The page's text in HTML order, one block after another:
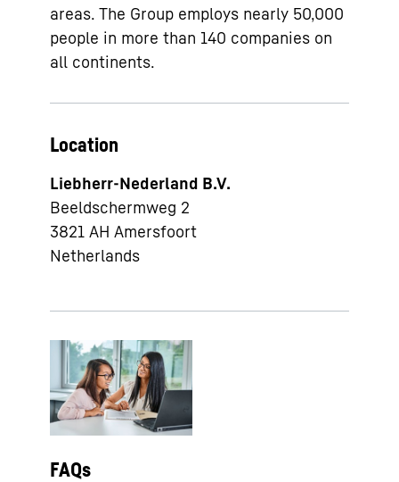
areas. The Group employs nearly 50,000
people in more than 140 companies on
all continents.
Location
Liebherr-Nederland B.V.
Beeldschermweg 2
3821 AH Amersfoort
Netherlands
FAQs